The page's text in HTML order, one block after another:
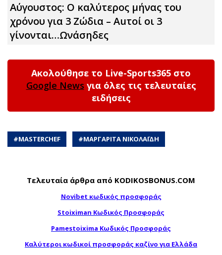
Αύγουστος: Ο καλύτερος μήνας του
χρόνου για 3 Zώδια – Αuτοί οι 3
γίνονται…Ωνάσηδες
Ακολούθησε το Live-Sports365 στο
Google News για όλες τις τελευταίες
ειδήσεις
#MASTERCHEF #ΜΑΡΓΑΡΙΤΑ ΝΙΚΟΛΑΪΔΗ
Τελευταία άρθρα από KODIKOSBONUS.COM
Novibet κωδικός προσφοράς
Stoiximan Κωδικός Προσφοράς
Pamestoixima Κωδικός Προσφοράς
Καλύτεροι κωδικοί προσφοράς καζίνο για Ελλάδα